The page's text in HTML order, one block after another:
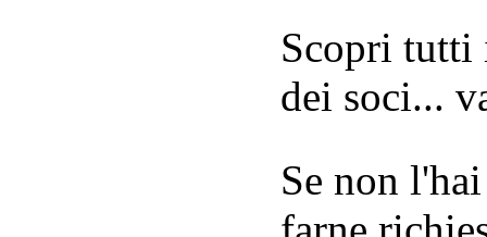
Scopri tutti
dei soci...
Se non